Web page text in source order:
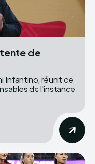
tente de
Infantino, réunit ce
de l'instance